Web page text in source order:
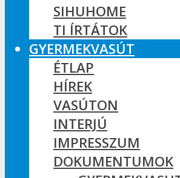
SIHUHOME
TI ÍRTÁTOK
GYERMEKVASÚT
ÉTLAP
HÍREK
VASÚTON
INTERJÚ
IMPRESSZUM
DOKUMENTUMOK